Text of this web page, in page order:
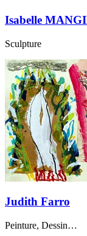
Isabelle
Sculpture
Judith Farro
Peinture, Dessin…